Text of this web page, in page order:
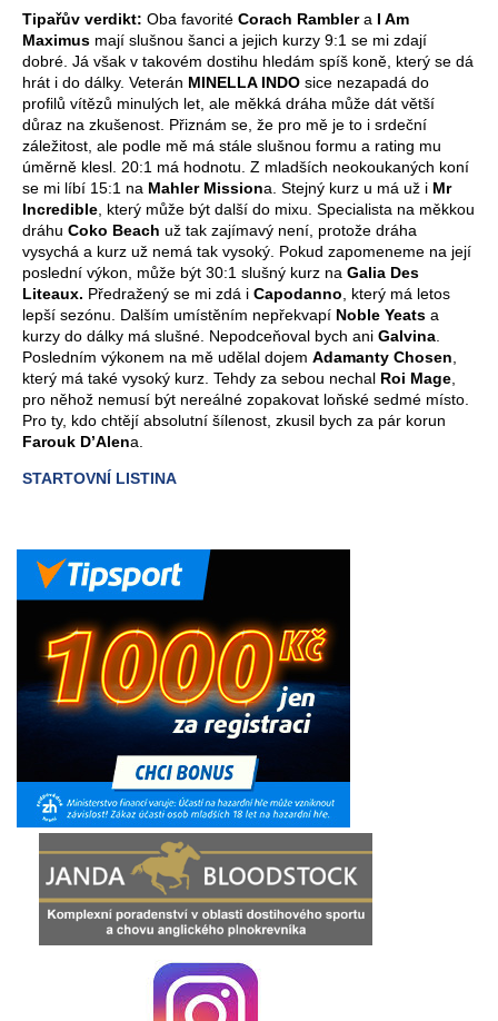
Tipařův verdikt: Oba favorité Corach Ramblera I Am
Maximus mají slušnou šanci a jejich kurzy 9:1 se mi zdají
dobré. Já však v takovém dostihu hledám spíš koně, který se dá
hrát i do dálky. Veterán MINELLA INDO sice nezapadá do
profilů vítězů minulých let, ale měkká dráha může dát větší
důraz na zkušenost. Přiznám se, že pro mě je to i srdeční
záležitost, ale podle mě má stále slušnou formu a rating mu
úměrně klesl. 20:1 má hodnotu. Z mladších neokoukaných koní
se mi líbí 15:1 na Mahler Missiona. Stejný kurz u má už i Mr
Incredible , který může být další do mixu. Specialista na měkkou
dráhu Coko Beach už tak zajímavý není, protože dráha
vysychá a kurz už nemá tak vysoký. Pokud zapomeneme na její
poslední výkon, může být 30:1 slušný kurz na Galia Des
Liteaux. Předražený se mi zdá i Capodanno , který má letos
lepší sezónu. Dalším umístěním nepřekvapí Noble Yeats a
kurzy do dálky má slušné. Nepodceňoval bych ani Galvina
Posledním výkonem na mě udělal dojem Adamanty Chosen
který má také vysoký kurz. Tehdy za sebou nechal Roi Mage
pro něhož nemusí být nereálné zopakovat loňské sedmé místo.
Pro ty, kdo chtějí absolutní šílenost, zkusil bych za pár korun
Farouk D’Alena.
STARTOVNÍ LISTINA